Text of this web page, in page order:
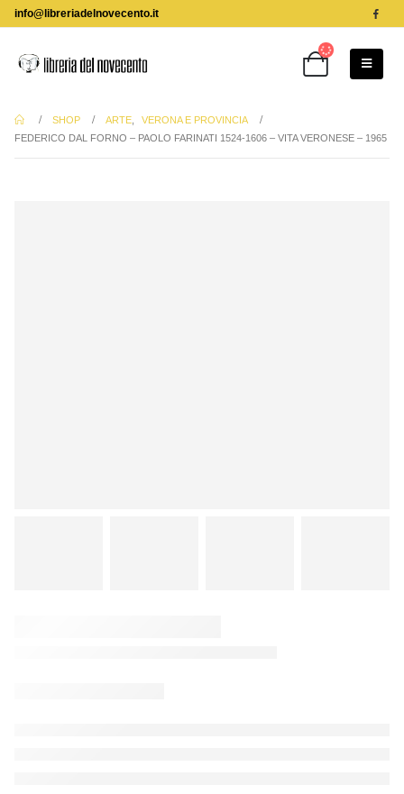
info@libreriadelnovecento.it
SHOP ARTE
VERONA E PROVINCIA
FEDERICO DAL FORNO – PAOLO FARINATI 1524-1606 – VITA VERONESE – 1965